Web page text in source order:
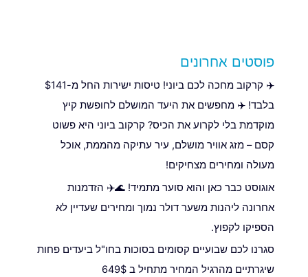
פוסטים אחרונים
✈️ קרקוב מחכה לכם ביוני! טיסות ישירות החל מ-$141
בלבד! ✈️ מחפשים את היעד המושלם לחופשת קיץ
מוקדמת בלי לקרוע את הכיס? קרקוב ביוני היא פשוט
קסם – מזג אוויר מושלם, עיר עתיקה מהממת, אוכל
מעולה ומחירים מצחיקים!
אוגוסט כבר כאן והוא סוער מתמיד! 🌊✈️ הזדמנות
אחרונה ליהנות משער דולר נמוך ומחירים שעדיין לא
הספיקו לקפוץ.
סגרנו לכם שבועיים קסומים בסוכות בחו"ל ביעדים פחות
שיגרתיים מהרגיל המחיר מתחיל ב 649$